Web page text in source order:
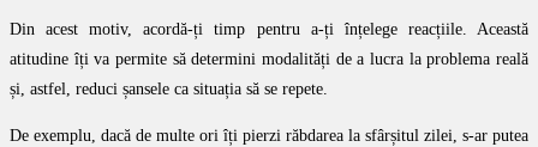
Din acest motiv, acordă-ți timp pentru a-ți înțelege reacțiile. Această
atitudine îți va permite să determini modalități de a lucra la problema reală
și, astfel, reduci șansele ca situația să se repete.
De exemplu, dacă de multe ori îți pierzi răbdarea la sfârșitul zilei, s-ar putea